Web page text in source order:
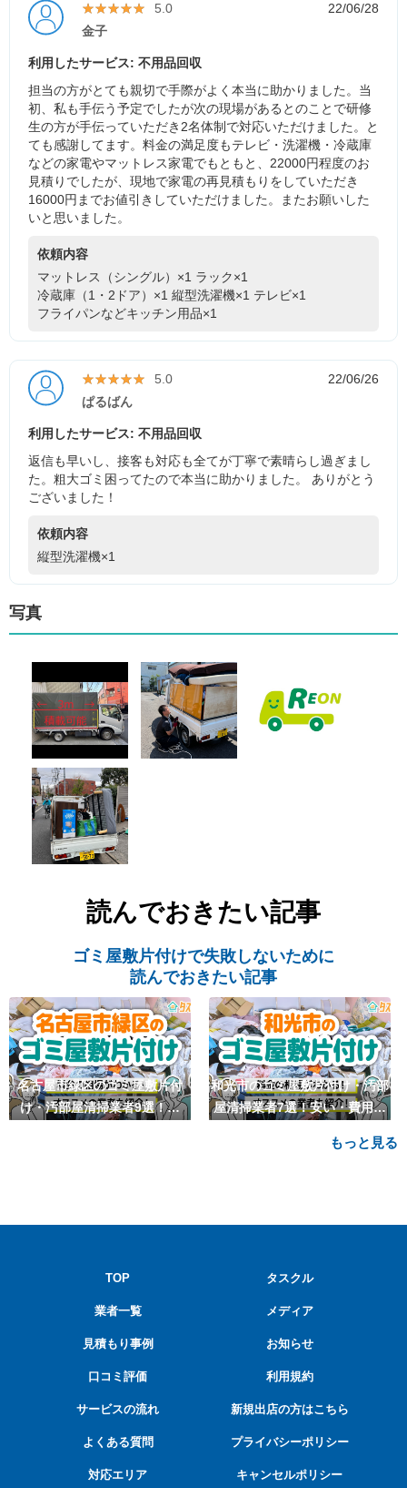
★★★★★
★★★★★ 5.0
22/06/28
金子
利用したサービス: 不用品回収
担当の方がとても親切で手際がよく本当に助かりました。当
初、私も手伝う予定でしたが次の現場があるとのことで研修
生の方が手伝っていただき2名体制で対応いただけました。と
ても感謝してます。料金の満足度もテレビ・洗濯機・冷蔵庫
などの家電やマットレス家電でもともと、22000円程度のお
見積りでしたが、現地で家電の再見積もりをしていただき
16000円までお値引きしていただけました。またお願いした
いと思いました。
依頼内容
マットレス（シングル）×1 ラック×1
冷蔵庫（1・2ドア）×1 縦型洗濯機×1 テレビ×1
フライパンなどキッチン用品×1
★★★★★
★★★★★ 5.0
22/06/26
ぱるばん
利用したサービス: 不用品回収
返信も早いし、接客も対応も全てが丁寧で素晴らし過ぎまし
た。粗大ゴミ困ってたので本当に助かりました。 ありがとう
ございました！
依頼内容
縦型洗濯機×1
写真
読んでおきたい記事
ゴミ屋敷片付けで失敗しないために
読んでおきたい記事
名古屋市緑区のゴミ屋敷片付
け・汚部屋清掃業者9選！安
和光市のゴミ屋敷片付け・汚部
屋清掃業者7選！安い・費用相
もっと見る
TOP
業者一覧
見積もり事例
口コミ評価
サービスの流れ
よくある質問
対応エリア
タスクル
メディア
お知らせ
利用規約
新規出店の方はこちら
プライバシーポリシー
キャンセルポリシー